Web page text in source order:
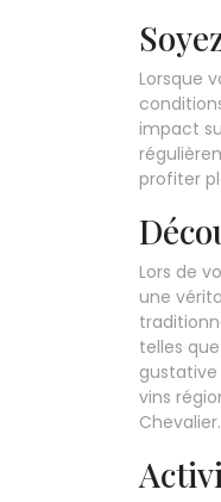
Lorsque
impact
profiter
Lors de
une
telles
gustative
vins
Chevalier.